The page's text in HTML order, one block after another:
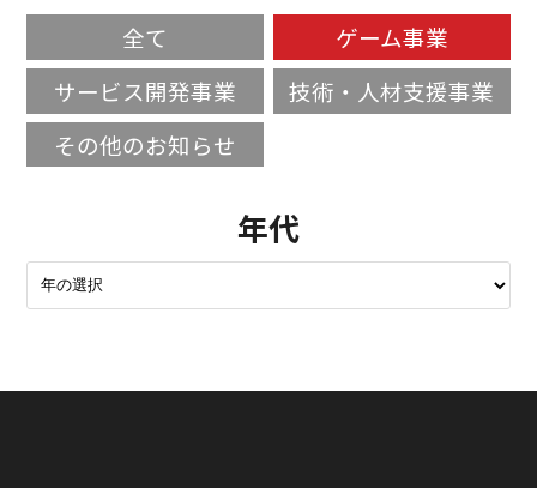
全て
ゲーム事業
サービス開発事業
技術・人材支援事業
その他のお知らせ
年代